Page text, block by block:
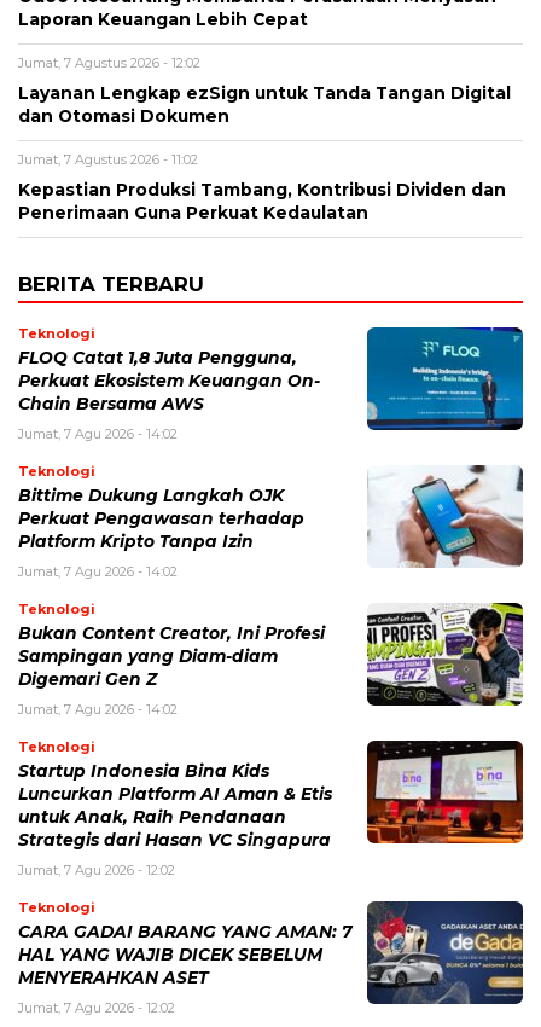
Laporan Keuangan Lebih Cepat
Jumat, 7 Agustus 2026 - 12:02
Layanan Lengkap ezSign untuk Tanda Tangan Digital
dan Otomasi Dokumen
Jumat, 7 Agustus 2026 - 11:02
Kepastian Produksi Tambang, Kontribusi Dividen dan
Penerimaan Guna Perkuat Kedaulatan
BERITA TERBARU
Teknologi
FLOQ Catat 1,8 Juta Pengguna,
Perkuat Ekosistem Keuangan On-
Chain Bersama AWS
Jumat, 7 Agu 2026 - 14:02
Teknologi
Bittime Dukung Langkah OJK
Perkuat Pengawasan terhadap
Platform Kripto Tanpa Izin
Jumat, 7 Agu 2026 - 14:02
Teknologi
Bukan Content Creator, Ini Profesi
Sampingan yang Diam-diam
Digemari Gen Z
Jumat, 7 Agu 2026 - 14:02
Teknologi
Startup Indonesia Bina Kids
Luncurkan Platform AI Aman & Etis
untuk Anak, Raih Pendanaan
Strategis dari Hasan VC Singapura
Jumat, 7 Agu 2026 - 12:02
Teknologi
CARA GADAI BARANG YANG AMAN: 7
HAL YANG WAJIB DICEK SEBELUM
MENYERAHKAN ASET
Jumat, 7 Agu 2026 - 12:02